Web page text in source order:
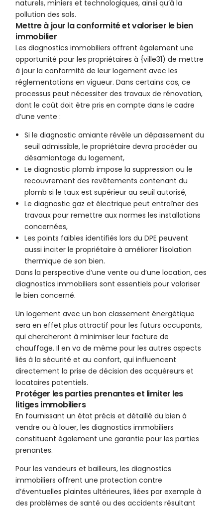
naturels, miniers et technologiques, ainsi qu’à la
pollution des sols.
Mettre à jour la conformité et valoriser le bien
immobilier
Les diagnostics immobiliers offrent également une
opportunité pour les propriétaires à {ville31) de mettre
à jour la conformité de leur logement avec les
réglementations en vigueur. Dans certains cas, ce
processus peut nécessiter des travaux de rénovation,
dont le coût doit être pris en compte dans le cadre
d’une vente :
Si le diagnostic amiante révèle un dépassement du
seuil admissible, le propriétaire devra procéder au
désamiantage du logement,
Le diagnostic plomb impose la suppression ou le
recouvrement des revêtements contenant du
plomb si le taux est supérieur au seuil autorisé,
Le diagnostic gaz et électrique peut entraîner des
travaux pour remettre aux normes les installations
concernées,
Les points faibles identifiés lors du DPE peuvent
aussi inciter le propriétaire à améliorer l’isolation
thermique de son bien.
Dans la perspective d’une vente ou d’une location, ces
diagnostics immobiliers sont essentiels pour valoriser
le bien concerné.
Un logement avec un bon classement énergétique
sera en effet plus attractif pour les futurs occupants,
qui chercheront à minimiser leur facture de
chauffage. Il en va de même pour les autres aspects
liés à la sécurité et au confort, qui influencent
directement la prise de décision des acquéreurs et
locataires potentiels.
Protéger les parties prenantes et limiter les
litiges immobiliers
En fournissant un état précis et détaillé du bien à
vendre ou à louer, les diagnostics immobiliers
constituent également une garantie pour les parties
prenantes.
Pour les vendeurs et bailleurs, les diagnostics
immobiliers offrent une protection contre
d’éventuelles plaintes ultérieures, liées par exemple à
des problèmes de santé ou des accidents résultant